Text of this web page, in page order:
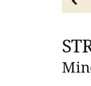
-
-